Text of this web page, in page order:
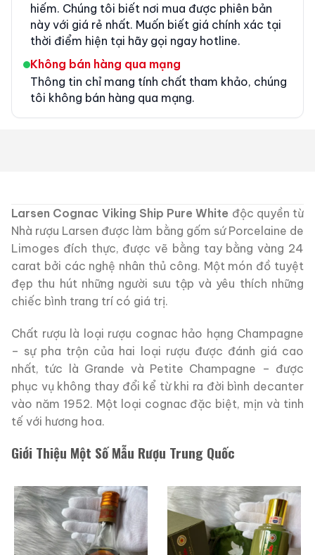
hiếm. Chúng tôi biết nơi mua được phiên bản
này với giá rẻ nhất. Muốn biết giá chính xác tại
thời điểm hiện tại hãy gọi ngay hotline.
Không bán hàng qua mạng
Thông tin chỉ mang tính chất tham khảo, chúng
tôi không bán hàng qua mạng.
Larsen Cognac Viking Ship Pure White độc quyền từ
Nhà rượu Larsen được làm bằng gốm sứ Porcelaine de
Limoges đích thực, được vẽ bằng tay bằng vàng 24
carat bởi các nghệ nhân thủ công. Một món đồ tuyệt
đẹp thu hút những người sưu tập và yêu thích những
chiếc bình trang trí có giá trị.
Chất rượu là loại rượu cognac hảo hạng Champagne
– sự pha trộn của hai loại rượu được đánh giá cao
nhất, tức là Grande và Petite Champagne – được
phục vụ không thay đổi kể từ khi ra đời bình decanter
vào năm 1952. Một loại cognac đặc biệt, mịn và tinh
tế với hương hoa.
Giới Thiệu Một Số Mẫu Rượu Trung Quốc